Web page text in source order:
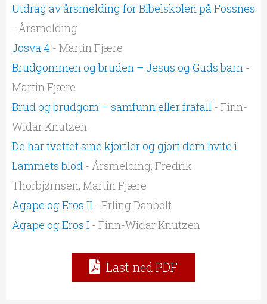
Utdrag av årsmelding for Bibelskolen på Fossnes
- Årsmelding
Josva 4 - Martin Fjære
Brudgommen og bruden – Jesus og Guds barn -
Martin Fjære
Brud og brudgom – samfunn eller frafall - Finn-
Widar Knutzen
De har tvettet sine kjortler og gjort dem hvite i
Lammets blod - Årsmelding, Fredrik
Thorbjørnsen, Martin Fjære
Agape og Eros II - Erling Danbolt
Agape og Eros I - Finn-Widar Knutzen
Last ned PDF